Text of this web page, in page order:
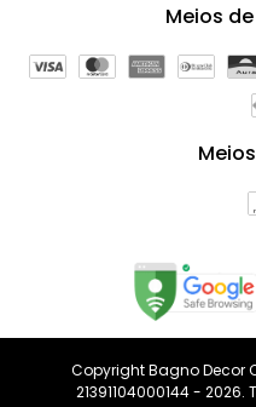
Meios
Copyright Bagno Decor
21391104000144 -